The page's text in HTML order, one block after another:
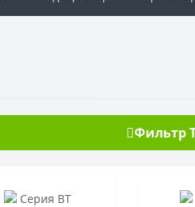
Фильтр